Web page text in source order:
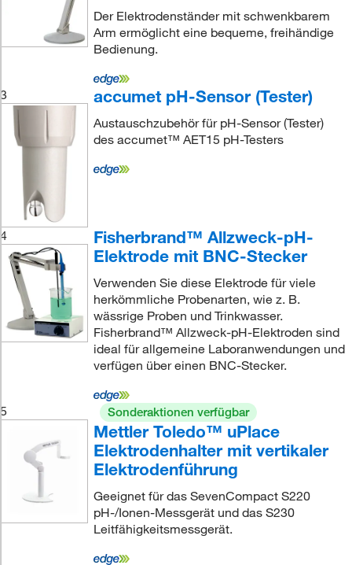
Der Elektrodenständer mit schwenkbarem
Arm ermöglicht eine bequeme, freihändige
Bedienung.
3 accumet pH-Sensor (Tester)
Austauschzubehör für pH-Sensor (Tester)
des accumet™ AET15 pH-Testers
4
Fisherbrand™ Allzweck-pH-
Elektrode mit BNC-Stecker
Verwenden Sie diese Elektrode für viele
herkömmliche Probenarten, wie z. B.
wässrige Proben und Trinkwasser.
Fisherbrand™ Allzweck-pH-Elektroden sind
ideal für allgemeine Laboranwendungen und
verfügen über einen BNC-Stecker.
5 Sonderaktionen verfügbar
Mettler Toledo™ uPlace
Elektrodenhalter mit vertikaler
Elektrodenführung
Geeignet für das SevenCompact S220
pH-/Ionen-Messgerät und das S230
Leitfähigkeitsmessgerät.